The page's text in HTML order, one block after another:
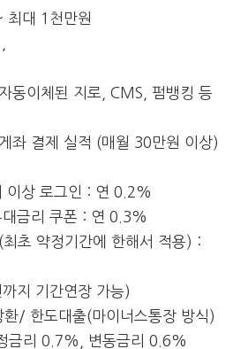
최대 1천만원
동이체된 지로, CMS, 펌뱅킹 등
좌 결제 실적 (매월 30만원 이상)
이상 로그인 : 연 0.2%
대금리 쿠폰 : 연 0.3%
최초 약정기간에 한해서 적용) :
지 기간연장 가능)
환/ 한도대출(마이너스통장 방식)
금리 0.7%, 변동금리 0.6%